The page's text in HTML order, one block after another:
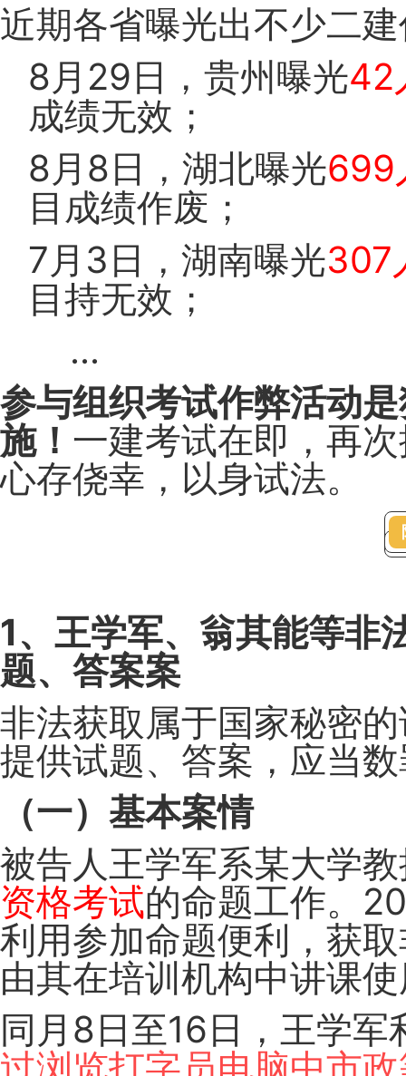
近期各省曝光出不少二
8月29日，贵州曝光42
成绩无效；
8月8日，湖北曝光699
目成绩作废；
7月3日，湖南曝光307
目持无效；
...
参与组织考试作弊活动
施！ 一建考试在即，再
心存侥幸，以身试法。
1、王学军、翁其能等非
题、答案案
非法获取属于国家秘密
提供试题、答案，应当
（一）基本案情
被告人王学军系某大学
资格考试的命题工作。
利用参加命题便利，获
由其在培训机构中讲课
同月8日至16日，王学